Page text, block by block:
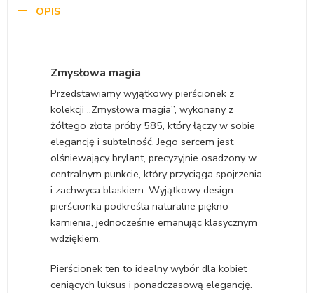
OPIS
Zmysłowa magia
Przedstawiamy wyjątkowy pierścionek z
kolekcji „Zmysłowa magia”, wykonany z
żółtego złota próby 585, który łączy w sobie
elegancję i subtelność. Jego sercem jest
olśniewający brylant, precyzyjnie osadzony w
centralnym punkcie, który przyciąga spojrzenia
i zachwyca blaskiem. Wyjątkowy design
pierścionka podkreśla naturalne piękno
kamienia, jednocześnie emanując klasycznym
wdziękiem.
Pierścionek ten to idealny wybór dla kobiet
ceniących luksus i ponadczasową elegancję.